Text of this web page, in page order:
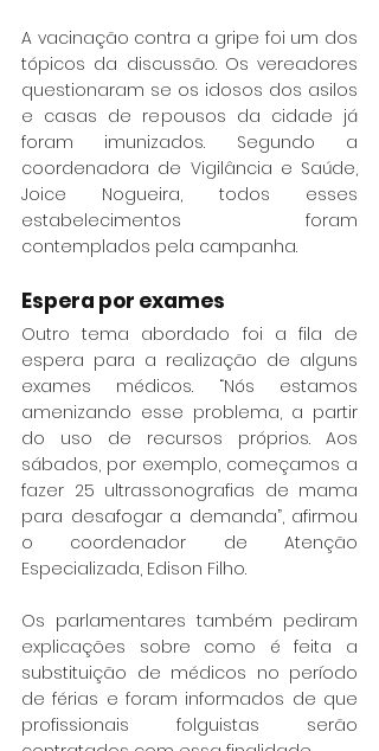
A vacinação contra a gripe foi um dos
tópicos da discussão. Os vereadores
questionaram se os idosos dos asilos
e casas de repousos da cidade já
foram imunizados. Segundo a
coordenadora de Vigilância e Saúde,
Joice Nogueira, todos esses
estabelecimentos foram
contemplados pela campanha.
Espera por exames
Outro tema abordado foi a fila de
espera para a realização de alguns
exames médicos. “Nós estamos
amenizando esse problema, a partir
do uso de recursos próprios. Aos
sábados, por exemplo, começamos a
fazer 25 ultrassonografias de mama
para desafogar a demanda”, afirmou
o coordenador de Atenção
Especializada, Edison Filho.
Os parlamentares também pediram
explicações sobre como é feita a
substituição de médicos no período
de férias e foram informados de que
profissionais folguistas serão